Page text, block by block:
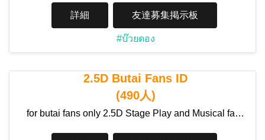
詳細 友達募集掲示板
#บ๊วยดอง
2.5D Butai Fans ID
(490人)
for butai fans only 2.5D Stage Play and Musical fa…